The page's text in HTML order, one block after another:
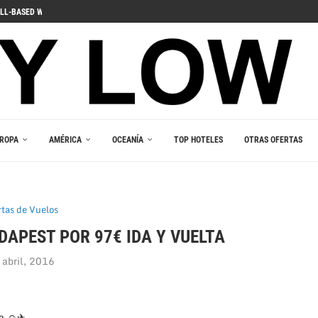
BASED WINS
AMÉRICA OCEANÍA TOP HOTELES OTRAS OFERTAS
de Vuelos
POR 97€ IDA Y VUELTA
2016